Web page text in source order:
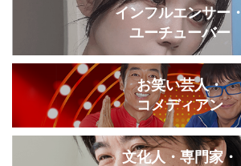
インフルエンサー・
ユーチューバー
お笑い芸人・
コメディアン
文化人・専門家・